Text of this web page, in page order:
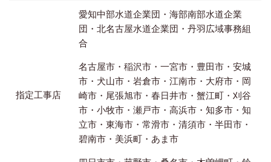
指定工事店
愛知中部水道企業団・海部南部水道企業
団・北名古屋水道企業団・丹羽広域事務組
合
名古屋市・稲沢市・一宮市・豊田市・安城
市・犬山市・岩倉市・江南市・大府市・岡
崎市・尾張旭市・春日井市・蟹江町・刈谷
市・小牧市・瀬戸市・高浜市・知多市・知
立市・東海市・常滑市・清須市・半田市・
碧南市・美浜町・あま市